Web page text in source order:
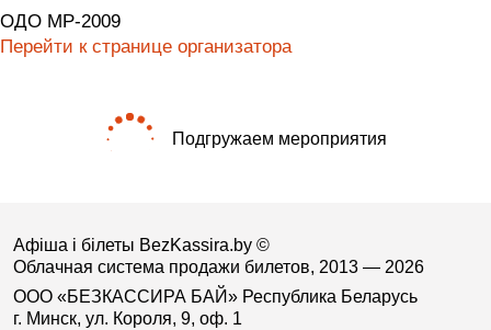
ОДО МР-2009
Перейти к странице организатора
Подгружаем мероприятия
Афіша і білеты BezKassira.by ©
Облачная система продажи билетов, 2013 — 2026
ООО «БЕЗКАССИРА БАЙ» Республика Беларусь
г. Минск, ул. Короля, 9, оф. 1